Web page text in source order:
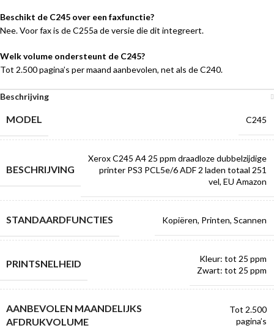
Beschikt de C245 over een faxfunctie?
Nee. Voor fax is de C255a de versie die dit integreert.
Welk volume ondersteunt de C245?
Tot 2.500 pagina’s per maand aanbevolen, net als de C240.
Beschrijving
MODEL C245
BESCHRIJVING
Xerox C245 A4 25 ppm draadloze dubbelzijdige
printer PS3 PCL5e/6 ADF 2 laden totaal 251
vel, EU Amazon
STANDAARDFUNCTIES Kopiëren, Printen, Scannen
PRINTSNELHEID
Kleur: tot 25 ppm
Zwart: tot 25 ppm
AANBEVOLEN MAANDELIJKS
AFDRUKVOLUME
Tot 2.500
pagina’s